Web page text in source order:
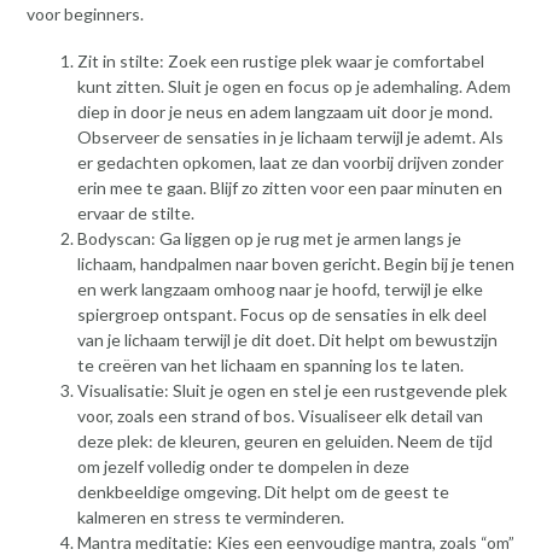
voor beginners.
Zit in stilte: Zoek een rustige plek waar je comfortabel
kunt zitten. Sluit je ogen en focus op je ademhaling. Adem
diep in door je neus en adem langzaam uit door je mond.
Observeer de sensaties in je lichaam terwijl je ademt. Als
er gedachten opkomen, laat ze dan voorbij drijven zonder
erin mee te gaan. Blijf zo zitten voor een paar minuten en
ervaar de stilte.
Bodyscan: Ga liggen op je rug met je armen langs je
lichaam, handpalmen naar boven gericht. Begin bij je tenen
en werk langzaam omhoog naar je hoofd, terwijl je elke
spiergroep ontspant. Focus op de sensaties in elk deel
van je lichaam terwijl je dit doet. Dit helpt om bewustzijn
te creëren van het lichaam en spanning los te laten.
Visualisatie: Sluit je ogen en stel je een rustgevende plek
voor, zoals een strand of bos. Visualiseer elk detail van
deze plek: de kleuren, geuren en geluiden. Neem de tijd
om jezelf volledig onder te dompelen in deze
denkbeeldige omgeving. Dit helpt om de geest te
kalmeren en stress te verminderen.
Mantra meditatie: Kies een eenvoudige mantra, zoals “om”